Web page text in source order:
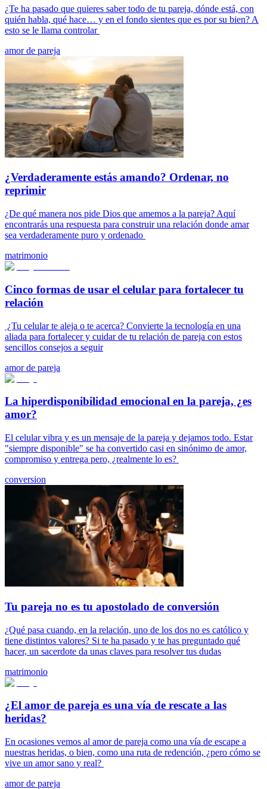
¿Te ha pasado que quieres saber todo de tu pareja, dónde está, con
quién habla, qué hace… y en el fondo sientes que es por su bien? A
esto se le llama controlar
amor de pareja
¿Verdaderamente estás amando? Ordenar, no
reprimir
¿De qué manera nos pide Dios que amemos a la pareja? Aquí
encontrarás una respuesta para construir una relación donde amar
sea verdaderamente puro y ordenado
matrimonio
Cinco formas de usar el celular para fortalecer tu
relación
¿Tu celular te aleja o te acerca? Convierte la tecnología en una
aliada para fortalecer y cuidar de tu relación de pareja con estos
sencillos consejos a seguir
amor de pareja
La hiperdisponibilidad emocional en la pareja, ¿es
amor?
El celular vibra y es un mensaje de la pareja y dejamos todo. Estar
"siempre disponible" se ha convertido casi en sinónimo de amor,
compromiso y entrega pero, ¿realmente lo es?
conversion
Tu pareja no es tu apostolado de conversión
¿Qué pasa cuando, en la relación, uno de los dos no es católico y
tiene distintos valores? Si te ha pasado y te has preguntado qué
hacer, un sacerdote da unas claves para resolver tus dudas
matrimonio
¿El amor de pareja es una vía de rescate a las
heridas?
En ocasiones vemos al amor de pareja como una vía de escape a
nuestras heridas, o bien, como una ruta de redención, ¿pero cómo se
vive un amor sano y real?
amor de pareja